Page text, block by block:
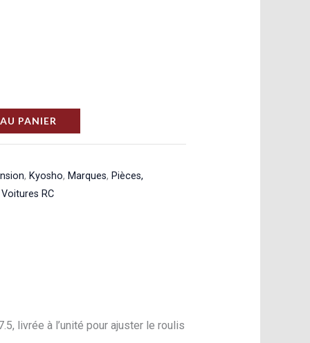
PANIER
, Kyosho, Marques, Pièces,
Voitures RC
livrée à l’unité pour ajuster le roulis